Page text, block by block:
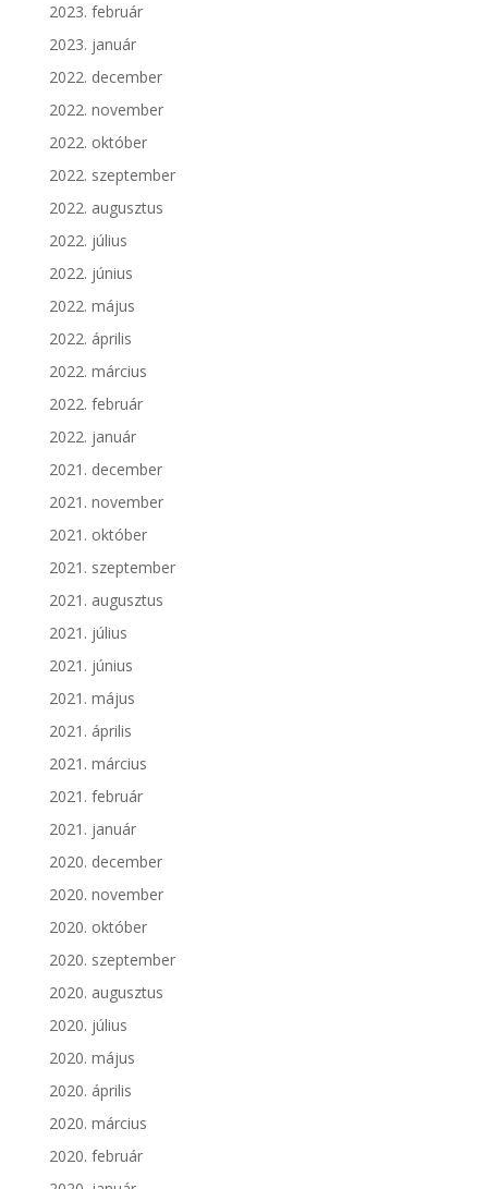
2023. február
2023. január
2022. december
2022. november
2022. október
2022. szeptember
2022. augusztus
2022. július
2022. június
2022. május
2022. április
2022. március
2022. február
2022. január
2021. december
2021. november
2021. október
2021. szeptember
2021. augusztus
2021. július
2021. június
2021. május
2021. április
2021. március
2021. február
2021. január
2020. december
2020. november
2020. október
2020. szeptember
2020. augusztus
2020. július
2020. május
2020. április
2020. március
2020. február